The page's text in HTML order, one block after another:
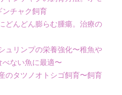
チャク飼育
どんどん膨らむ腫瘍。治療の
ュリンプの栄養強化〜稚魚や
ない魚に最適〜
のタツノオトシゴ飼育〜飼育